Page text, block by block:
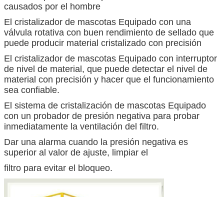
causados por el hombre
El cristalizador de mascotas Equipado con una
válvula rotativa con buen rendimiento de sellado que
puede producir material cristalizado con precisión
El cristalizador de mascotas Equipado con interruptor
de nivel de material, que puede detectar el nivel de
material con precisión y hacer que el funcionamiento
sea confiable.
El sistema de cristalización de mascotas Equipado
con un probador de presión negativa para probar
inmediatamente la ventilación del filtro.
Dar una alarma cuando la presión negativa es
superior al valor de ajuste, limpiar el
filtro para evitar el bloqueo.